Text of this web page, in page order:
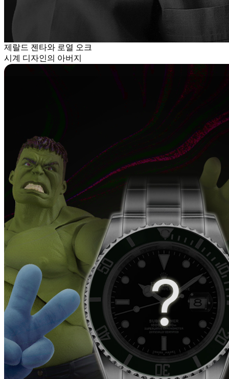
제랄드 젠타와 로열 오크
시계 디자인의 아버지